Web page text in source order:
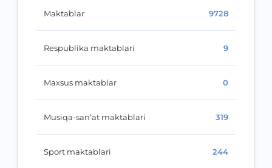
Maktablar 9728
Respublika maktablari 9
Maxsus maktablar 0
Musiqa-san’at maktablari 319
Sport maktablari 244